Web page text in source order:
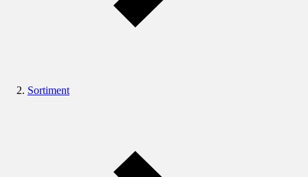
Sortiment